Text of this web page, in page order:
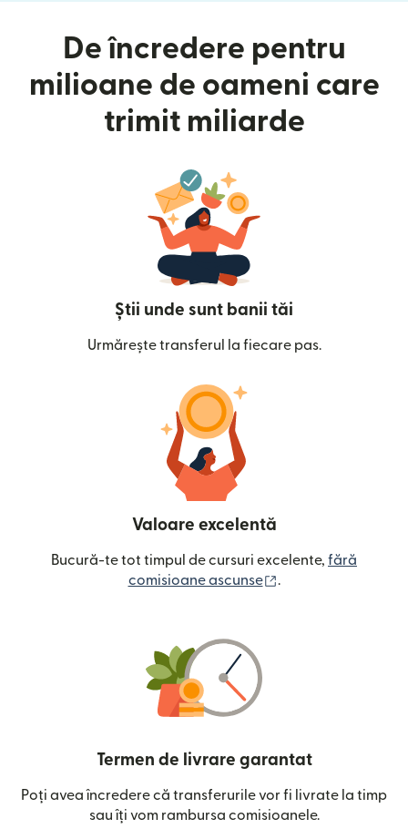
De încredere pentru
milioane de oameni care
trimit miliarde
Știi unde sunt banii tăi
Urmărește transferul la fiecare pas.
Valoare excelentă
Bucură-te tot timpul de cursuri excelente, fără
comisioane ascunse
.
Termen de livrare garantat
Poți avea încredere că transferurile vor fi livrate la timp
sau îți vom rambursa comisioanele.